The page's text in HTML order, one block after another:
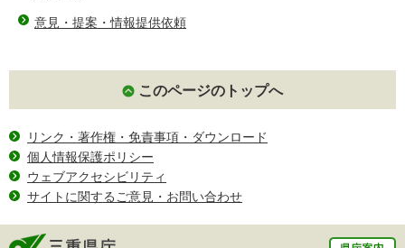
意見・提案・情報提供依頼
このページのトップへ
リンク・著作権・免責事項・ダウンロード
個人情報保護ポリシー
ウェブアクセシビリティ
サイトに関するご意見・お問い合わせ